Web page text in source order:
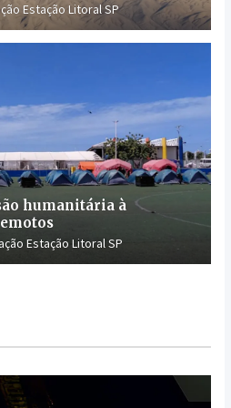
Estação Litoral SP
humanitária à
Estação Litoral SP